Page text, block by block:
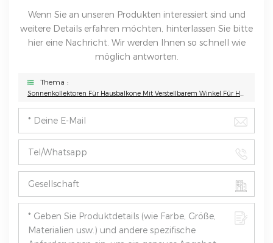
Wenn Sie an unseren Produkten interessiert sind und
weitere Details erfahren möchten, hinterlassen Sie bitte
hier eine Nachricht. Wir werden Ihnen so schnell wie
möglich antworten.
Thema :
Sonnenkollektoren Für Hausbalkone Mit Verstellbarem Winkel Für Haus